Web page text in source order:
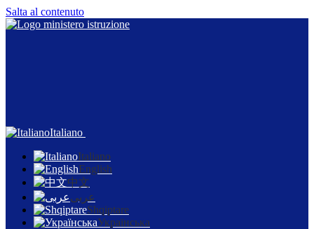
Salta al contenuto
Italiano
Italiano
English
中文
عربى
Shqiptare
Українська